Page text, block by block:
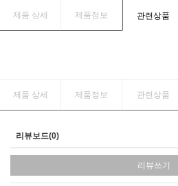
제품 상세 제품정보 관련상품
제품 상세 제품정보 관련상품
리뷰보드(0)
리뷰쓰기